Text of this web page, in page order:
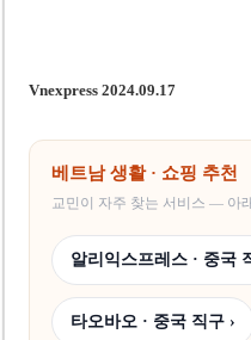
Vnexpress 2024.09.17
베트남 생활 · 쇼핑 추천
교민이 자주 찾는 서비스 — 아
알리익스프레스 · 중국
타오바오 · 중국 직구 ›